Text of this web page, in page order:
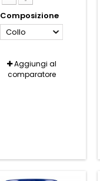
Composizione
Collo
Aggiungi al
comparatore